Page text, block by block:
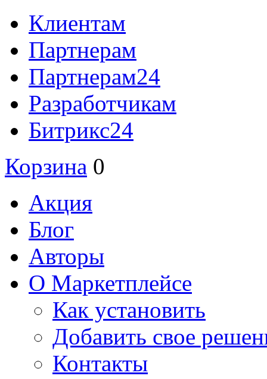
Клиентам
Партнерам
Партнерам24
Разработчикам
Битрикс24
Корзина 0
Акция
Блог
Авторы
О Маркетплейсе
Как установить
Добавить свое
Контакты